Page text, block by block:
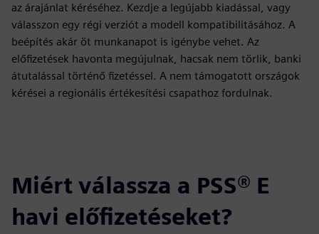
az árajánlat kéréséhez. Kezdje a legújabb kiadással, vagy
válasszon egy régi verziót a modell kompatibilitásához. A
beépítés akár öt munkanapot is igénybe vehet. Az
előfizetések havonta megújulnak, hacsak nem törlik, banki
átutalással történő fizetéssel. A nem támogatott országok
kérései a regionális értékesítési csapathoz fordulnak.
Miért válassza a PSS® E
havi előfizetéseket?